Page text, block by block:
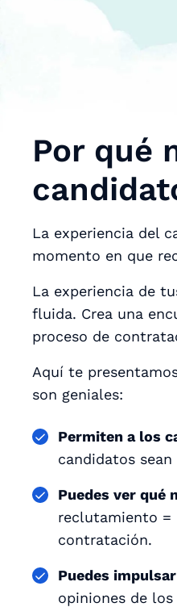
Por qué
La experiencia del
momento en que
La experiencia de
fluida. Crea una
proceso de
Aquí te
son geniales:
Permiten a los
candidatos
Puedes ver qué
reclutamiento =
contratación.
Puedes
opiniones de